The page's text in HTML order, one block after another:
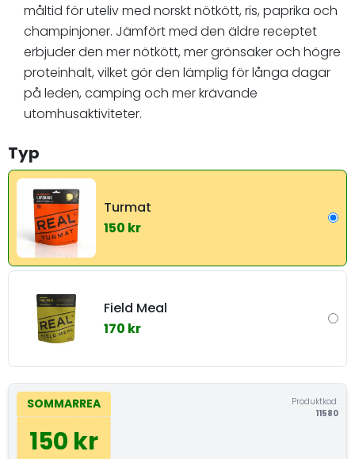
måltid för uteliv med norskt nötkött, ris, paprika och
champinjoner. Jämfört med den äldre receptet
erbjuder den mer nötkött, mer grönsaker och högre
proteinhalt, vilket gör den lämplig för långa dagar
på leden, camping och mer krävande
utomhusaktiviteter.
Typ
Turmat
150 kr
Field Meal
170 kr
SOMMARREA
150 kr
Produktkod:
11580